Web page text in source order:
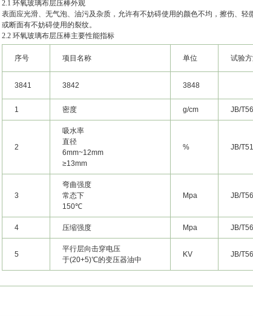
2.1 环氧玻璃布层压棒外观
表面应光滑、无气泡、油污及杂质，允许有不妨碍使用的颜色不均，擦伤、轻
或断面有不妨碍使用的裂纹。
2.2 环氧玻璃布层压棒主要性能指标
序号 项目名称 单位 试验
3841 3842 3848
1 密度 g/cm JB/
2
吸水率
直径
6mm~12mm
≥13mm
% JB/
3
弯曲强度
常态下
150℃
Mpa JB/
4 压缩强度 Mpa JB/
5
平行层向击穿电压
于(20+5)℃的变压器油中
KV JB/